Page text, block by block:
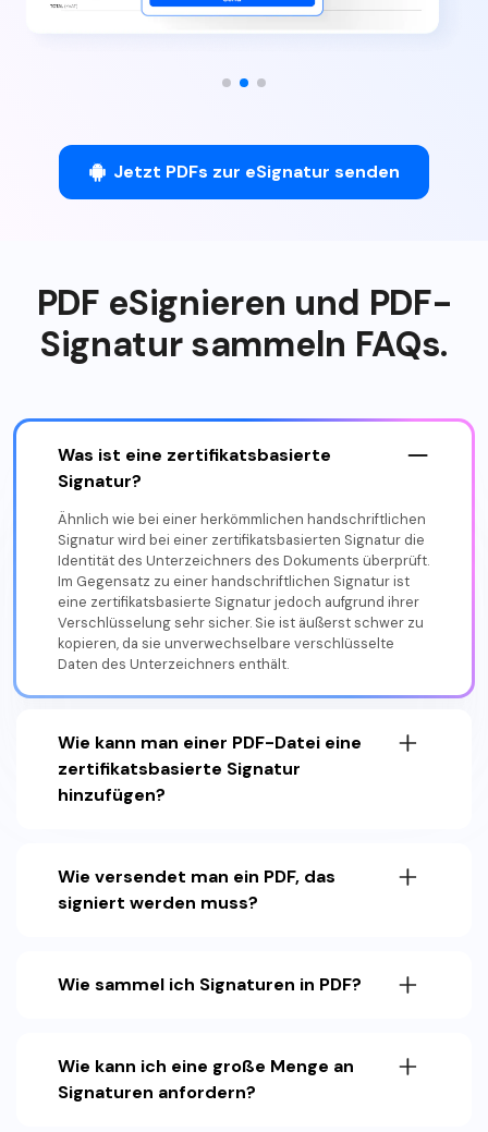
Jetzt PDFs zur eSignatur senden
PDF eSignieren und PDF-
Signatur sammeln FAQs.
Was ist eine zertifikatsbasierte
Signatur?
Ähnlich wie bei einer herkömmlichen handschriftlichen
Signatur wird bei einer zertifikatsbasierten Signatur die
Identität des Unterzeichners des Dokuments überprüft.
Im Gegensatz zu einer handschriftlichen Signatur ist
eine zertifikatsbasierte Signatur jedoch aufgrund ihrer
Verschlüsselung sehr sicher. Sie ist äußerst schwer zu
kopieren, da sie unverwechselbare verschlüsselte
Daten des Unterzeichners enthält.
Wie kann man einer PDF-Datei eine
zertifikatsbasierte Signatur
hinzufügen?
Wie versendet man ein PDF, das
signiert werden muss?
Wie sammel ich Signaturen in PDF?
Wie kann ich eine große Menge an
Signaturen anfordern?